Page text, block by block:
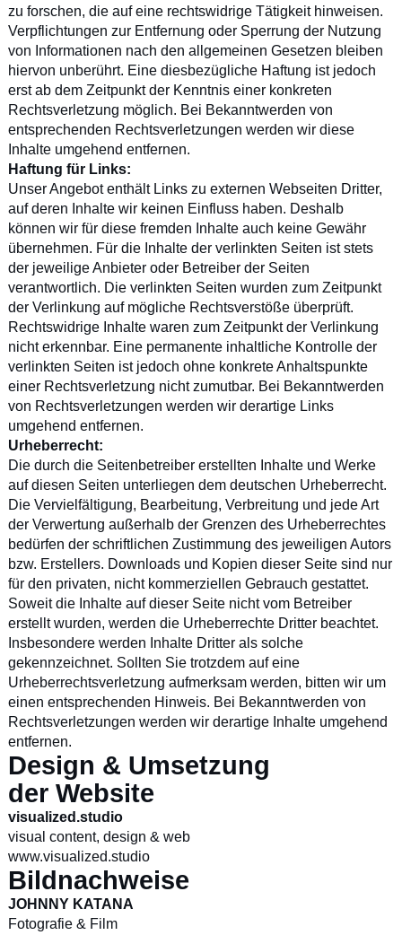
zu forschen, die auf eine rechtswidrige Tätigkeit hinweisen.
Verpflichtungen zur Entfernung oder Sperrung der Nutzung
von Informationen nach den allgemeinen Gesetzen bleiben
hiervon unberührt. Eine diesbezügliche Haftung ist jedoch
erst ab dem Zeitpunkt der Kenntnis einer konkreten
Rechtsverletzung möglich. Bei Bekanntwerden von
entsprechenden Rechtsverletzungen werden wir diese
Inhalte umgehend entfernen.
Haftung für Links:
Unser Angebot enthält Links zu externen Webseiten Dritter,
auf deren Inhalte wir keinen Einfluss haben. Deshalb
können wir für diese fremden Inhalte auch keine Gewähr
übernehmen. Für die Inhalte der verlinkten Seiten ist stets
der jeweilige Anbieter oder Betreiber der Seiten
verantwortlich. Die verlinkten Seiten wurden zum Zeitpunkt
der Verlinkung auf mögliche Rechtsverstöße überprüft.
Rechtswidrige Inhalte waren zum Zeitpunkt der Verlinkung
nicht erkennbar. Eine permanente inhaltliche Kontrolle der
verlinkten Seiten ist jedoch ohne konkrete Anhaltspunkte
einer Rechtsverletzung nicht zumutbar. Bei Bekanntwerden
von Rechtsverletzungen werden wir derartige Links
umgehend entfernen.
Urheberrecht:
Die durch die Seitenbetreiber erstellten Inhalte und Werke
auf diesen Seiten unterliegen dem deutschen Urheberrecht.
Die Vervielfältigung, Bearbeitung, Verbreitung und jede Art
der Verwertung außerhalb der Grenzen des Urheberrechtes
bedürfen der schriftlichen Zustimmung des jeweiligen Autors
bzw. Erstellers. Downloads und Kopien dieser Seite sind nur
für den privaten, nicht kommerziellen Gebrauch gestattet.
Soweit die Inhalte auf dieser Seite nicht vom Betreiber
erstellt wurden, werden die Urheberrechte Dritter beachtet.
Insbesondere werden Inhalte Dritter als solche
gekennzeichnet. Sollten Sie trotzdem auf eine
Urheberrechtsverletzung aufmerksam werden, bitten wir um
einen entsprechenden Hinweis. Bei Bekanntwerden von
Rechtsverletzungen werden wir derartige Inhalte umgehend
entfernen.
Design & Umsetzung
der Website
visualized.studio
visual content, design & web
www.visualized.studio
Bildnachweise
JOHNNY KATANA
Fotografie & Film